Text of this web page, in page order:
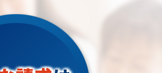
クレスト、アオハ
の木、ゴールデン
シマトネリコ、グレ
カツラの木、柿、
ゴノキ、ハナミズ
と、火
をす
、敷
ます。
用な
気軽に
曲市、